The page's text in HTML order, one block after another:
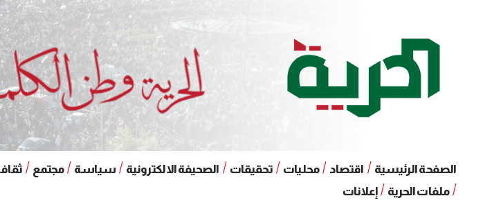
الصفحة الرئيسية اقتصاد محليات تحقيقات الصحيفة الالكترونية سياسة مجتمع
ملفات الحرية
إعلانات